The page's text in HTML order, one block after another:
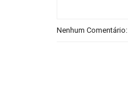
Nenhum Comentário: